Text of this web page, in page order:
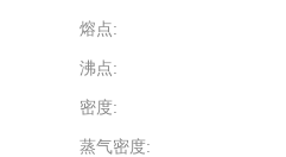
熔点:
沸点:
密度:
蒸气密度: